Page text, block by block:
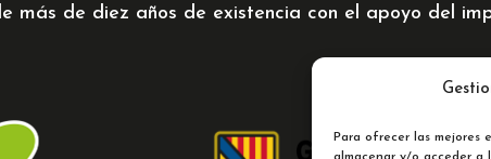
Para ofrecer las mejores
más de diez años de existencia con el apoyo del